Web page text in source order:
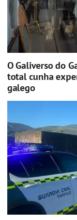
O Galiverso do
total cunha
galego